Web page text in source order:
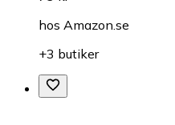
hos Amazon.se
+3 butiker